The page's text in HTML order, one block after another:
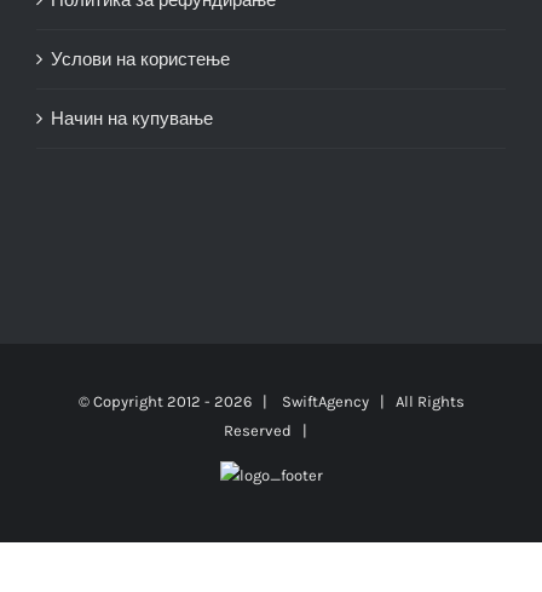
Услови на користење
Начин на купување
© Copyright 2012 - 2026 | SwiftAgency| All Rights
Reserved |